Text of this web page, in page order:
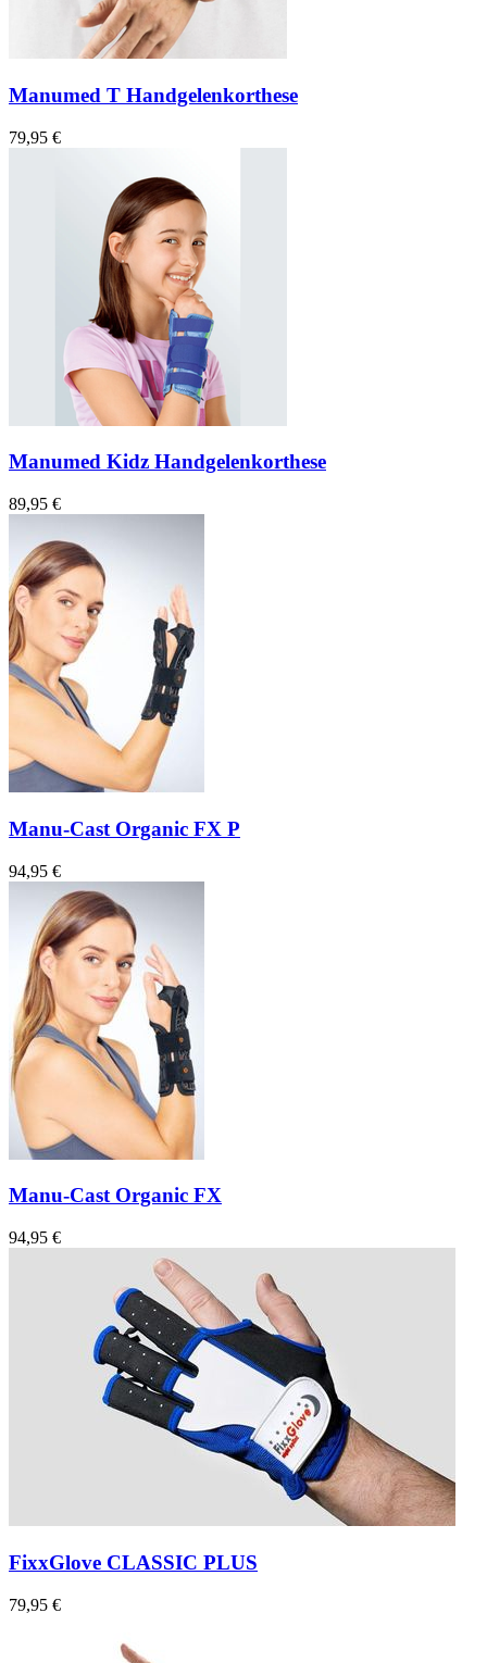
Manumed T Handgelenkorthese
79,95 €
Manumed Kidz Handgelenkorthese
89,95 €
Manu-Cast Organic FX P
94,95 €
Manu-Cast Organic FX
94,95 €
FixxGlove CLASSIC PLUS
79,95 €